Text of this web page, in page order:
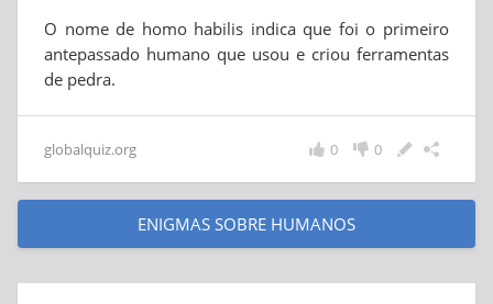
O nome de homo habilis indica que foi o primeiro
antepassado humano que usou e criou ferramentas
de pedra.
globalquiz.org 0
0
ENIGMAS SOBRE HUMANOS